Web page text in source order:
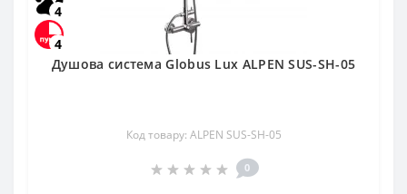
4
4
Душова система Globus Lux ALPEN SUS-SH-05
Код товару: ALPEN SUS-SH-05
0